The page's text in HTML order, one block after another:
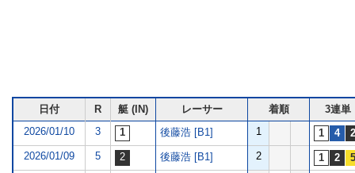
日付 R 艇 (IN) レーサー 着順
3連単
2026/01/10
3 後藤浩 [B1] 1
2026/01/09 5 後藤浩 [B1] 2